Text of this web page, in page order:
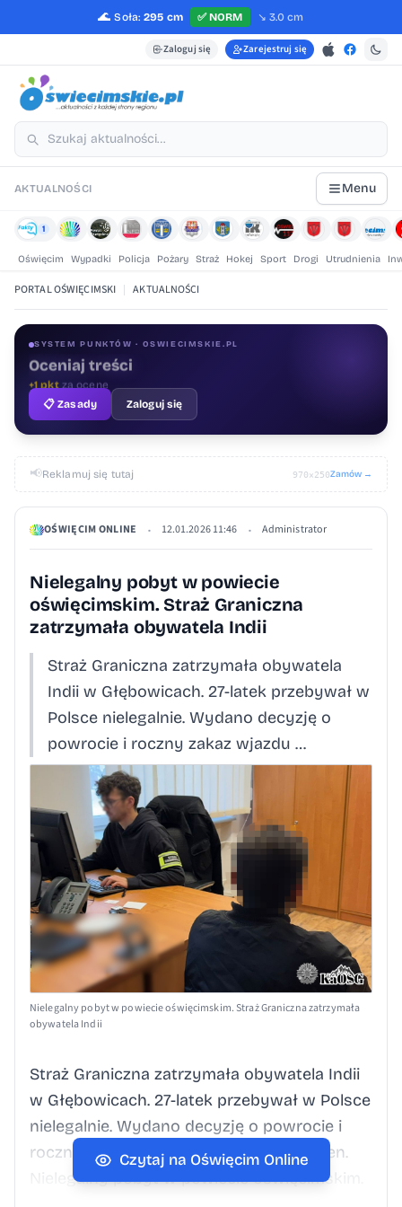
🌊 Soła: 295 cm ✅NORM ↘️ 3.0 cm
Zaloguj się Zarejestruj się
AKTUALNOŚCI Menu
1
Oświęcim Wypadki Policja Pożary Straż Hokej Sport Drogi Utrudnienia
PORTAL OŚWIĘCIMSKI | AKTUALNOŚCI
SYSTEM PUNKTÓW · OSWIECIMSKIE.PL
Oceniaj treści
+1 pktza ocenę
📋 Zasady
Zaloguj się
📢Reklamuj się tutaj 970×250Zamów →
OŚWIĘCIM ONLINE • 12.01.2026 11:46 • Administrator
Nielegalny pobyt w powiecie
oświęcimskim. Straż Graniczna
zatrzymała obywatela Indii
Straż Graniczna zatrzymała obywatela
Indii w Głębowicach. 27-latek przebywał w
Polsce nielegalnie. Wydano decyzję o
powrocie i roczny zakaz wjazdu …
Nielegalny pobyt w powiecie oświęcimskim. Straż Graniczna zatrzymała
obywatela Indii
Straż Graniczna zatrzymała obywatela Indii
w Głębowicach. 27-latek przebywał w Polsce
nielegalnie. Wydano decyzję o powrocie i
roczny zakaz wjazdu do strefy Schengen.
Nielegalny pobyt w powiecie oświęcimskim.
Czytaj na Oświęcim Online